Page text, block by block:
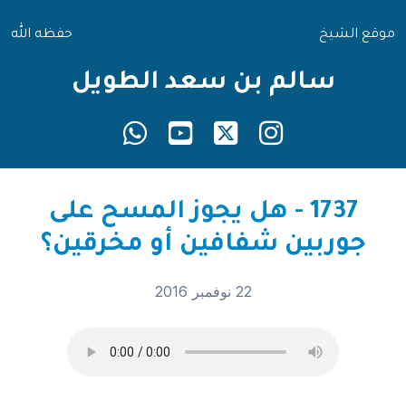
موقع الشيخ حفظه الله
سالم بن سعد الطويل
1737 - هل يجوز المسح على
جوربين شفافين أو مخرقين؟
22 نوفمبر 2016